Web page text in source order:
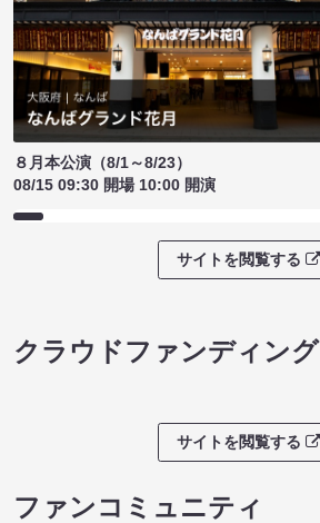
８月本公演（8/1～8/23）
08/15 09:30 開場 10:00 開演
サイトを閲覧する
クラウドファンディング
サイトを閲覧する
ファンコミュニティ